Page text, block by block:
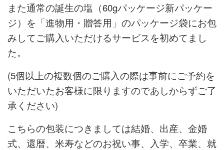
また通常の誕生の塩（60gパッケージ新パッケー
ジ）を「進物用・贈答用」のパッケージ袋にお包
みしてご購入いただけるサービスを初めてまし
た。
(5個以上の複数個のご購入の際は事前にご予約を
いただいたお客様に限りますのであしからずご了
承ください)
こちらの包装につきましては結婚、出産、金婚
式、還暦、米寿などのお祝い事、入学、卒業、就